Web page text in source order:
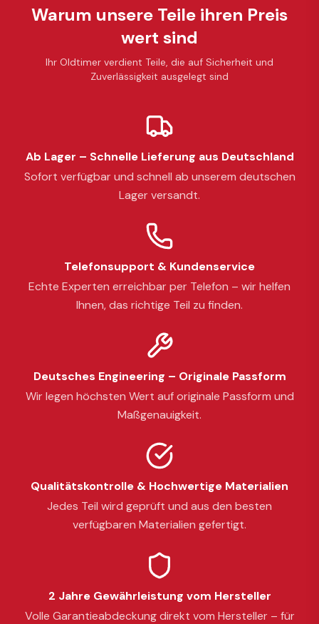
Warum unsere Teile ihren Preis
wert sind
Ihr Oldtimer verdient Teile, die auf Sicherheit und
Zuverlässigkeit ausgelegt sind
Ab Lager – Schnelle Lieferung aus Deutschland
Sofort verfügbar und schnell ab unserem deutschen
Lager versandt.
Telefonsupport & Kundenservice
Echte Experten erreichbar per Telefon – wir helfen
Ihnen, das richtige Teil zu finden.
Deutsches Engineering – Originale Passform
Wir legen höchsten Wert auf originale Passform und
Maßgenauigkeit.
Qualitätskontrolle & Hochwertige Materialien
Jedes Teil wird geprüft und aus den besten
verfügbaren Materialien gefertigt.
2 Jahre Gewährleistung vom Hersteller
Volle Garantieabdeckung direkt vom Hersteller – für